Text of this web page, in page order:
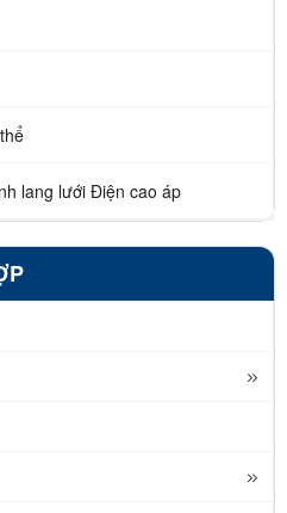
lang lưới Điện cao áp